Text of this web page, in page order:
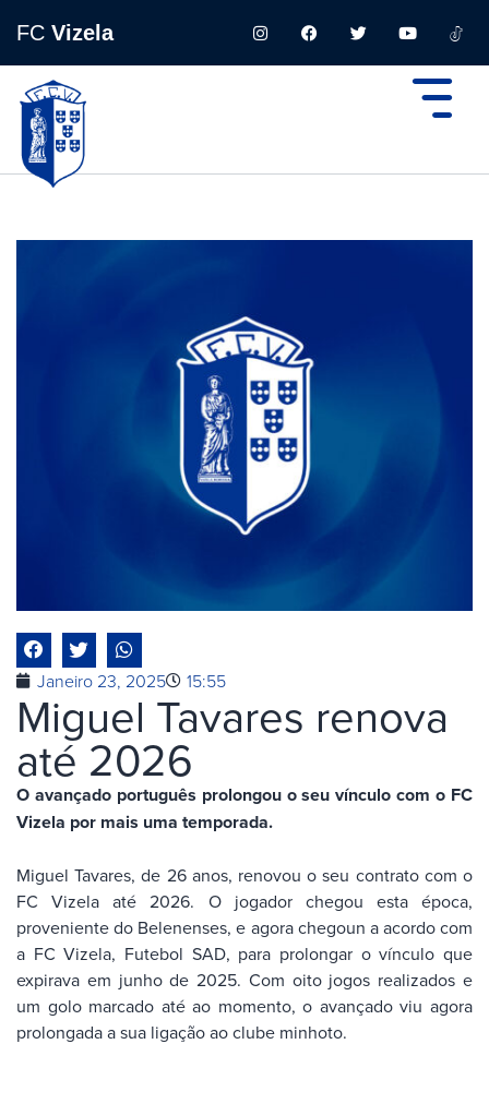
FC Vizela
Janeiro 23, 2025 15:55
Miguel Tavares renova
até 2026
O avançado português prolongou o seu vínculo com o FC
Vizela por mais uma temporada.
Miguel Tavares, de 26 anos, renovou o seu contrato com o
FC Vizela até 2026. O jogador chegou esta época,
proveniente do Belenenses, e agora chegoun a acordo com
a FC Vizela, Futebol SAD, para prolongar o vínculo que
expirava em junho de 2025. Com oito jogos realizados e
um golo marcado até ao momento, o avançado viu agora
prolongada a sua ligação ao clube minhoto.